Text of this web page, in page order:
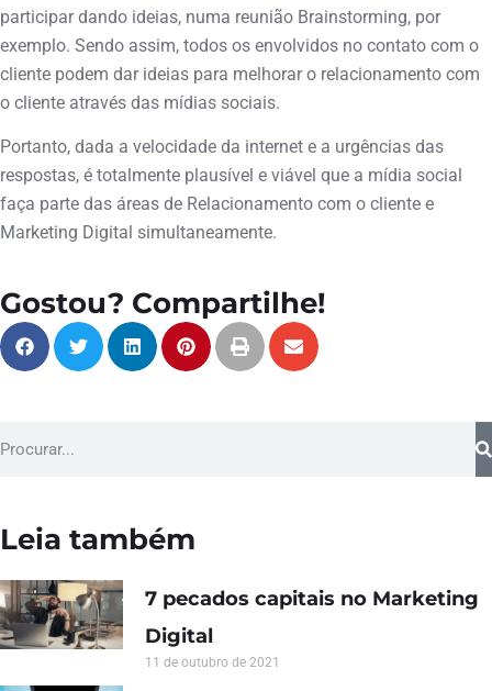
participar dando ideias, numa reunião Brainstorming, por
exemplo. Sendo assim, todos os envolvidos no contato com o
cliente podem dar ideias para melhorar o relacionamento com
o cliente através das mídias sociais.
Portanto, dada a velocidade da internet e a urgências das
respostas, é totalmente plausível e viável que a mídia social
faça parte das áreas de Relacionamento com o cliente e
Marketing Digital simultaneamente.
Gostou? Compartilhe!
Leia também
7 pecados capitais no Marketing
Digital
11 de outubro de 2021